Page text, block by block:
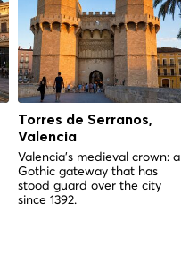
Torres de Serranos,
Valencia
Valencia's medieval crown: a
Gothic gateway that has
stood guard over the city
since 1392.